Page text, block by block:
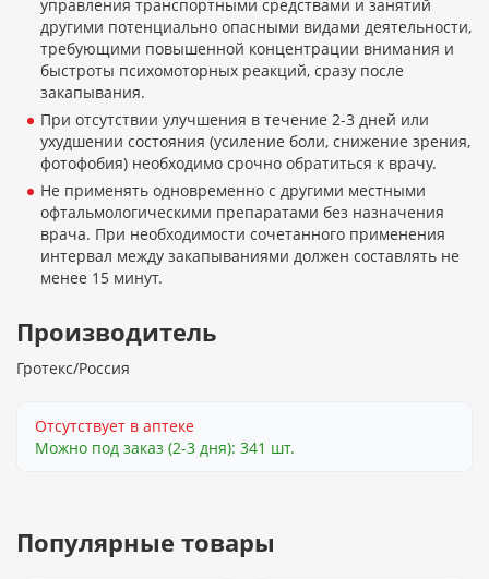
управления транспортными средствами и занятий
другими потенциально опасными видами деятельности,
требующими повышенной концентрации внимания и
быстроты психомоторных реакций, сразу после
закапывания.
При отсутствии улучшения в течение 2-3 дней или
ухудшении состояния (усиление боли, снижение зрения,
фотофобия) необходимо срочно обратиться к врачу.
Не применять одновременно с другими местными
офтальмологическими препаратами без назначения
врача. При необходимости сочетанного применения
интервал между закапываниями должен составлять не
менее 15 минут.
Производитель
Гротекс/Россия
Отсутствует в аптеке
Можно под заказ (2-3 дня): 341 шт.
Популярные товары